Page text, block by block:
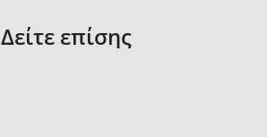
Δείτε επίσης